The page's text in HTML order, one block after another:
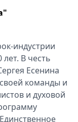
индустрии
В честь
Есенина
команды и
и духовой